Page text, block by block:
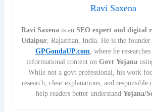
Ravi Saxena
Ravi Saxena is an SEO expert and digital
Udaipur, Rajasthan, India. He is the
GPGondaUP.com , where he
informational content on Govt Yojana
While not a govt professional, his work
research, clear explanations, and responsible
help readers better understand Yojana/